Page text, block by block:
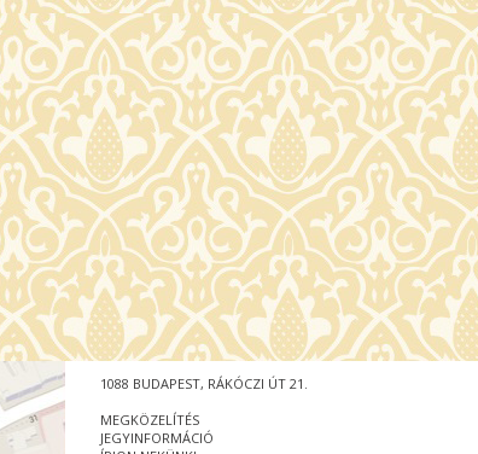
1088 BUDAPEST, RÁKÓCZI ÚT 21.
MEGKÖZELÍTÉS
JEGYINFORMÁCIÓ